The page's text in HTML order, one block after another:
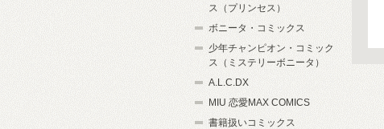
ス（プリンセス）
ボニータ・コミックス
少年チャンピオン・コミック
ス（ミステリーボニータ）
A.L.C.DX
MIU 恋愛MAX COMICS
書籍扱いコミックス